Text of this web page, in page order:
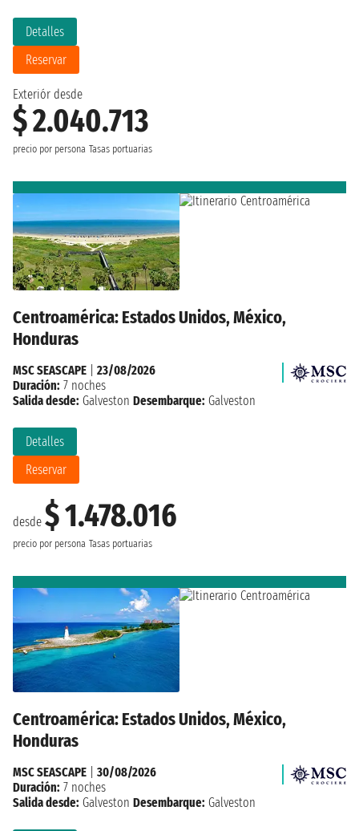
Exteriór desde
$ 2.040.713
precio por persona Tasas portuarias
Detalles
Reservar
Centroamérica: Estados Unidos, México,
Honduras
desde $ 1.478.016
precio por persona Tasas portuarias
Detalles
Reservar
MSC SEASCAPE
23/08/2026
Duración: 7 noches
Salida desde: Galveston Desembarque: Galveston
Centroamérica: Estados Unidos, México,
Honduras
MSC SEASCAPE
30/08/2026
Duración: 7 noches
Salida desde: Galveston Desembarque: Galveston